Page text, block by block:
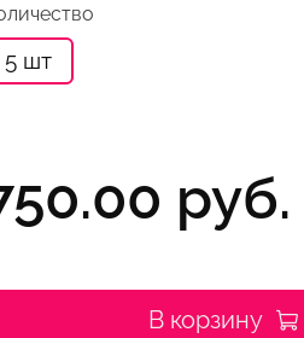
5 шт
руб.
В корзину